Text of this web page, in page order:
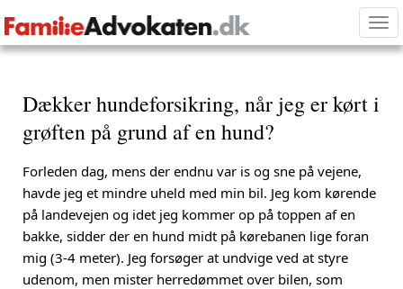
Dækker hundeforsikring, når jeg er kørt i
grøften på grund af en hund?
Forleden dag, mens der endnu var is og sne på vejene,
havde jeg et mindre uheld med min bil. Jeg kom kørende
på landevejen og idet jeg kommer op på toppen af en
bakke, sidder der en hund midt på kørebanen lige foran
mig (3-4 meter). Jeg forsøger at undvige ved at styre
udenom, men mister herredømmet over bilen, som